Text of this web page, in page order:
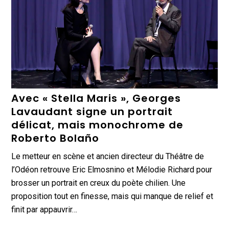
Avec « Stella Maris », Georges
Lavaudant signe un portrait
délicat, mais monochrome de
Roberto Bolaño
Le metteur en scène et ancien directeur du Théâtre de
l’Odéon retrouve Eric Elmosnino et Mélodie Richard pour
brosser un portrait en creux du poète chilien. Une
proposition tout en finesse, mais qui manque de relief et
finit par appauvrir…